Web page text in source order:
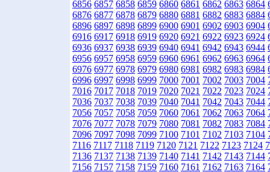
6856 6857 6858 6859 6860 6861 6862 6863 6864
6876 6877 6878 6879 6880 6881 6882 6883 6884
6896 6897 6898 6899 6900 6901 6902 6903 6904
6916 6917 6918 6919 6920 6921 6922 6923 6924
6936 6937 6938 6939 6940 6941 6942 6943 6944
6956 6957 6958 6959 6960 6961 6962 6963 6964
6976 6977 6978 6979 6980 6981 6982 6983 6984
6996 6997 6998 6999 7000 7001 7002 7003 7004
7016 7017 7018 7019 7020 7021 7022 7023 7024
7036 7037 7038 7039 7040 7041 7042 7043 7044
7056 7057 7058 7059 7060 7061 7062 7063 7064
7076 7077 7078 7079 7080 7081 7082 7083 7084
7096 7097 7098 7099 7100 7101 7102 7103 7104
7116 7117 7118 7119 7120 7121 7122 7123 7124
7136 7137 7138 7139 7140 7141 7142 7143 7144
7156 7157 7158 7159 7160 7161 7162 7163 7164